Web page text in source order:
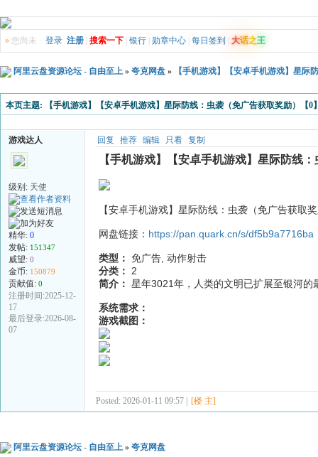
» 您尚未 登录 注册 搜索一下 银行 勋章中心 每日签到 大话之王
阿里云盘资源论坛 - 自由至上 » 夸克网盘 » 【手机游戏】【安卓手机游戏】星际
本页主题: 【手机游戏】【安卓手机游戏】星际防线：虫袭（免广告获取奖励）【0
游戏达人
级别: 天使
精华: 0
发帖: 151347
威望: 0
金币: 150879
贡献值: 0
注册时间:2025-12-
17
最后登录:2026-08-
07
回复 推荐 编辑 只看 复制
【手机游戏】【安卓手机游戏】星际防线
【安卓手机游戏】星际防线：虫袭（免广告获取
网盘链接： https://pan.quark.cn/s/df5b9a7716ba
类型： 免广告, 动作射击
分类：
2
简介： 星年3021年，人类的文明已扩展至银河的
系统需求：
游戏截图：
Posted: 2026-01-11 09:57 | [楼 主]
阿里云盘资源论坛 - 自由至上 » 夸克网盘